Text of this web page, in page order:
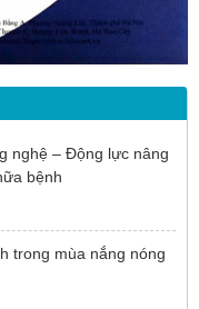
nghệ – Động lực nâng
bệnh
trong mùa nắng nóng